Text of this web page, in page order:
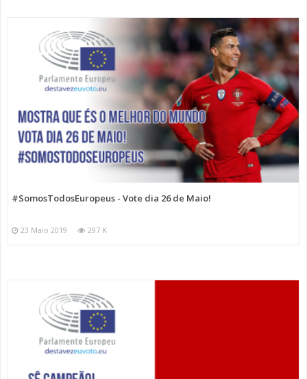
#SomosTodosEuropeus - Vote dia 26 de Maio!
23 Maio 2019 297 K